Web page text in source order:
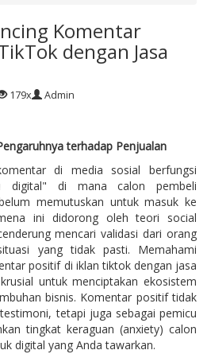
Komentar
dengan Jasa
179x Admin
terhadap Penjualan
di media sosial berfungsi
digital" di mana calon pembeli
memutuskan untuk masuk ke
ini didorong oleh teori social
mencari validasi dari orang
yang tidak pasti. Memahami
positif di iklan tiktok dengan jasa
untuk menciptakan ekosistem
bisnis. Komentar positif tidak
tetapi juga sebagai pemicu
tingkat keraguan (anxiety) calon
digital yang Anda tawarkan.